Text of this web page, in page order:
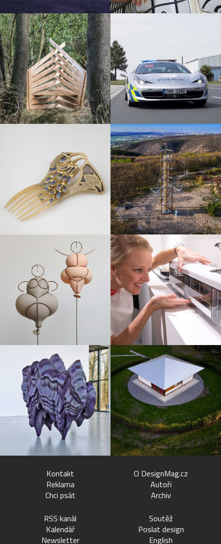
Kontakt
Reklama
Chci psát
O DesignMag.cz
Autoři
Archiv
RSS kanál
Kalendář
Newsletter
Soutěž
Poslat design
English